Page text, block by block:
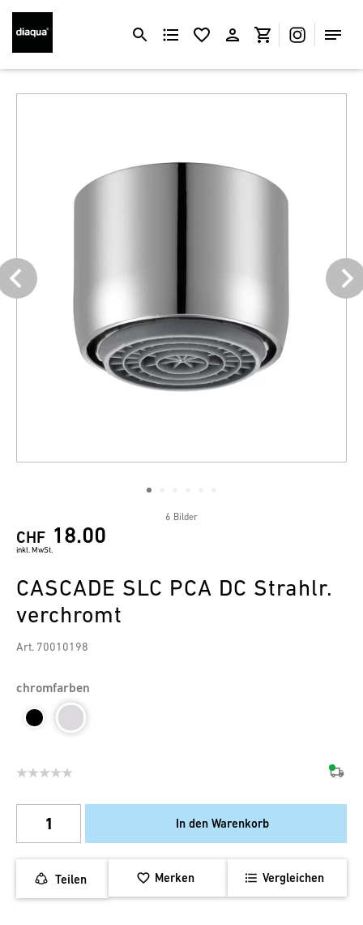
6 Bilder
CHF 18.00
inkl. MwSt.
CASCADE SLC PCA DC Strahlr.
verchromt
Art. 70010198
chromfarben
In den Warenkorb
Teilen Merken Vergleichen